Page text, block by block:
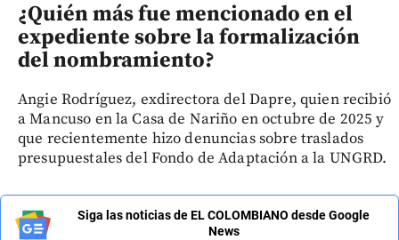
¿Quién más fue mencionado en el
expediente sobre la formalización
del nombramiento?
Angie Rodríguez, exdirectora del Dapre, quien recibió
a Mancuso en la Casa de Nariño en octubre de 2025 y
que recientemente hizo denuncias sobre traslados
presupuestales del Fondo de Adaptación a la UNGRD.
Siga las noticias de EL COLOMBIANO desde Google
News